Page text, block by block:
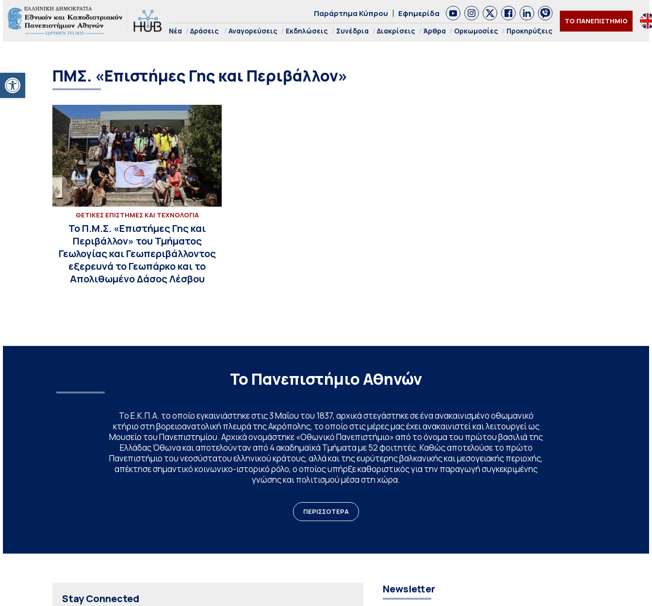
Ανοίξτε τη γραμμή εργαλείων
Παράρτημα Κύπρου Εφημερίδα
Νέα Δράσεις Αναγορεύσεις Εκδηλώσεις Συνέδρια Διακρίσεις Άρθρα Ορκωμοσίες Προκηρύξεις
ΤΟ ΠΑΝΕΠΙΣΤΗΜΙΟ
ΠΜΣ. «Επιστήμες Γης και Περιβάλλον»
ΘΕΤΙΚΕΣ ΕΠΙΣΤΗΜΕΣ ΚΑΙ ΤΕΧΝΟΛΟΓΙΑ
Το Π.Μ.Σ. «Επιστήμες Γης και
Περιβάλλον» του Τμήματος
Γεωλογίας και Γεωπεριβάλλοντος
εξερευνά το Γεωπάρκο και το
Απολιθωμένο Δάσος Λέσβου
Το Πανεπιστήμιο Αθηνών
Το Ε.Κ.Π.Α. το οποίο εγκαινιάστηκε στις 3 Μαΐου του 1837, αρχικά στεγάστηκε σε ένα ανακαινισμένο οθωμανικό
κτήριο στη βορειοανατολική πλευρά της Ακρόπολης, το οποίο στις μέρες μας έχει ανακαινιστεί και λειτουργεί ως
Μουσείο του Πανεπιστημίου. Αρχικά ονομάστηκε «Οθωνικό Πανεπιστήμιο» από το όνομα του πρώτου βασιλιά της
Ελλάδας Όθωνα και αποτελούνταν από 4 ακαδημαϊκά Τμήματα με 52 φοιτητές. Καθώς αποτελούσε το πρώτο
Πανεπιστήμιο του νεοσύστατου ελληνικού κράτους, αλλά και της ευρύτερης βαλκανικής και μεσογειακής περιοχής,
απέκτησε σημαντικό κοινωνικο-ιστορικό ρόλο, ο οποίος υπήρξε καθοριστικός για την παραγωγή συγκεκριμένης
γνώσης και πολιτισμού μέσα στη χώρα.
ΠΕΡΙΣΣΟΤΕΡΑ
Stay Connected
Newsletter